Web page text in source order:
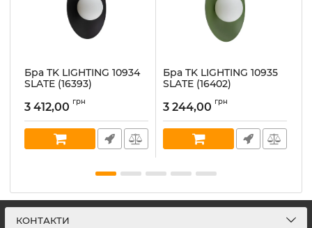
Бра TK LIGHTING 10934
SLATE (16393)
В наявності:
3 412,00 грн
Бра TK LIGHTING 10935
SLATE (16402)
В наявності:
3 244,00 грн
КОНТАКТИ